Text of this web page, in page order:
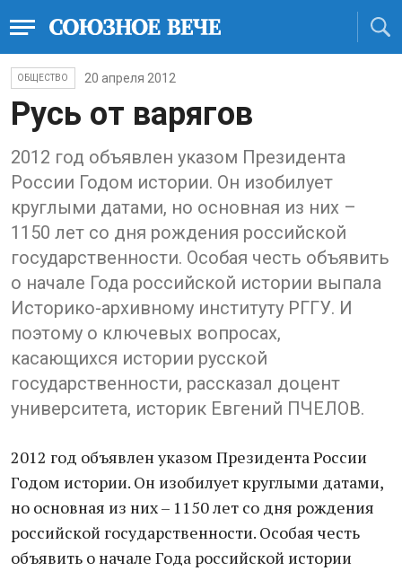
ОБЩЕСТВО 20 апреля 2012
Русь от варягов
2012 год объявлен указом Президента
России Годом истории. Он изобилует
круглыми датами, но основная из них –
1150 лет со дня рождения российской
государственности. Особая честь объявить
о начале Года российской истории выпала
Историко-архивному институту РГГУ. И
поэтому о ключевых вопросах,
касающихся истории русской
государственности, рассказал доцент
университета, историк Евгений ПЧЕЛОВ.
2012 год объявлен указом Президента России
Годом истории. Он изобилует круглыми датами,
но основная из них – 1150 лет со дня рождения
российской государственности. Особая честь
объявить о начале Года российской истории